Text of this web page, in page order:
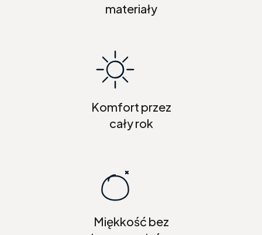
materiały
Komfort przez
cały rok
Miękkość bez